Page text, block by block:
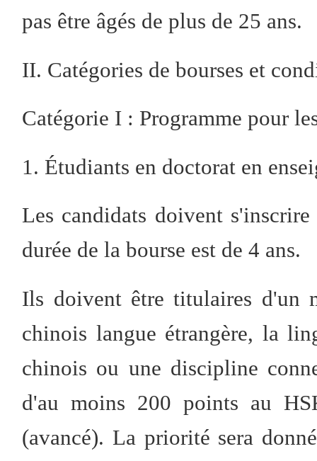
pas être âgés de plus de 25 ans.
II. Catégories de bourses et
Catégorie I : Programme pour
1. Étudiants en doctorat en
Les candidats doivent
durée de la bourse est de 4 ans.
Ils doivent être titulaires d'un
chinois langue étrangère, la
chinois ou une discipline
d'au moins 200 points au
(avancé). La priorité sera